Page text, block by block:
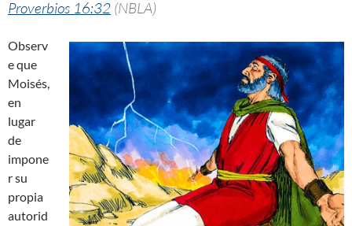
Proverbios 16:32 (NBLA)
Observ
e que
Moisés,
en
lugar
de
impone
r su
propia
autorid